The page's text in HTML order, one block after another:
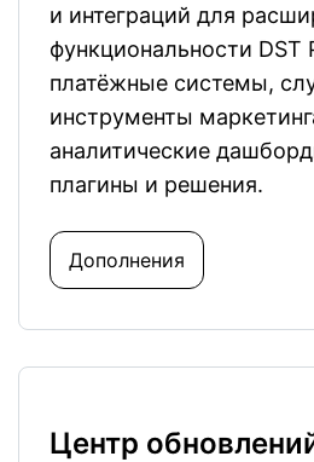
и интеграций для
функциональности DST
платёжные системы,
инструменты
аналитические
плагины и решения.
Дополнения
Центр